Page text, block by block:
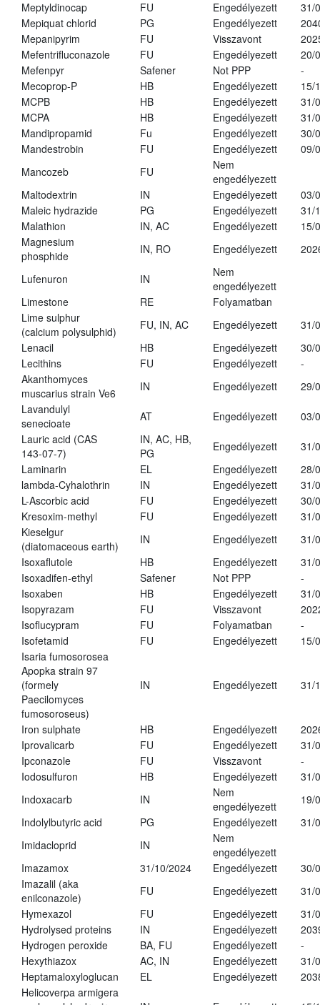
Meptyldinocap FU Engedélyezett
31/
Mepiquat chlorid
PG Engedélyezett
Mepanipyrim
FU Visszavont
Mefentrifluconazole
FU Engedélyezett
20/
Mefenpyr
Safener Not PPP
-
Mecoprop-P
HB Engedélyezett
15/
MCPB
HB Engedélyezett
31/
MCPA
HB Engedélyezett
31/
Mandipropamid
Fu Engedélyezett
30/
Mandestrobin
FU Engedélyezett
09/
Mancozeb
FU
Nem
engedélyezett
Maltodextrin
IN Engedélyezett
03/
Maleic hydrazide
PG Engedélyezett
31/
Malathion
IN, AC Engedélyezett
15/
Magnesium
phosphide
IN, RO Engedélyezett
Lufenuron IN
Nem
engedélyezett
Limestone
RE
Folyamatban
Lime sulphur
(calcium polysulphid)
FU, IN, AC Engedélyezett
31/
Lenacil
HB Engedélyezett
30/
Lecithins
FU Engedélyezett
-
Akanthomyces
muscarius strain Ve6
IN Engedélyezett
29/
Lavandulyl
senecioate
AT Engedélyezett
03/
Lauric acid (CAS
143-07-7)
IN, AC, HB,
PG
Engedélyezett
31/
Laminarin
EL Engedélyezett
28/
lambda-Cyhalothrin
IN Engedélyezett
31/
L-Ascorbic acid
FU Engedélyezett
30/
Kresoxim-methyl
FU Engedélyezett
31/
Kieselgur
(diatomaceous earth)
IN Engedélyezett
31/
Isoxaflutole
HB Engedélyezett
31/
Isoxadifen-ethyl
Safener Not PPP
-
Isoxaben
HB Engedélyezett
31/
Isopyrazam
FU Visszavont
Isoflucypram
FU Folyamatban
-
Isofetamid
FU Engedélyezett
15/
Isaria fumosorosea
Apopka strain 97
(formely
Paecilomyces
fumosoroseus)
IN Engedélyezett 31/
Iron sulphate HB Engedélyezett
Iprovalicarb
FU Engedélyezett
31/
Ipconazole
FU Visszavont
-
Iodosulfuron
HB Engedélyezett
31/
Indoxacarb
IN
Nem
engedélyezett
19/
Indolylbutyric acid
PG Engedélyezett
31/
Imidacloprid
IN
Nem
engedélyezett
Imazamox
31/10/2024 Engedélyezett
30/
Imazalil (aka
enilconazole)
FU Engedélyezett
31/
Hymexazol
FU Engedélyezett
31/
Hydrolysed proteins
IN Engedélyezett
Hydrogen peroxide
BA, FU Engedélyezett
-
Hexythiazox
AC, IN Engedélyezett
31/
Heptamaloxyloglucan
EL Engedélyezett
Helicoverpa armigera